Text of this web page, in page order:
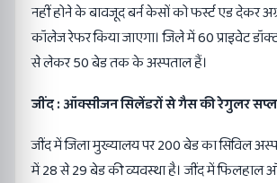
नहीं होने के बावजूद बर्न केसों को फर्स्ट एड देकर
कॉलेज रेफर किया जाएगा। जिले में 60 प्राइवेट
से लेकर 50 बेड तक के अस्पताल हैं।
जींद : ऑक्सीजन सिलेंडरों से गैस की रेगुलर
जींद में जिला मुख्यालय पर 200 बेड का सिविल
में 28 से 29 बेड की व्यवस्था है। जींद में फिलहाल